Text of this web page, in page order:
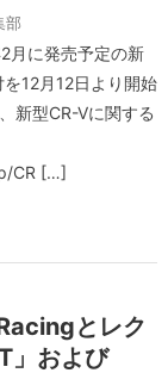
部
月に発売予定の新
12月12日より開始
新型CR-Vに関する
CR […]
とレク
」および